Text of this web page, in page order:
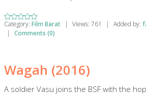
Category: Film Barat | Views: 761 | Added by:
|
Comments (0)
Wagah (2016)
A soldier Vasu joins the BSF with the